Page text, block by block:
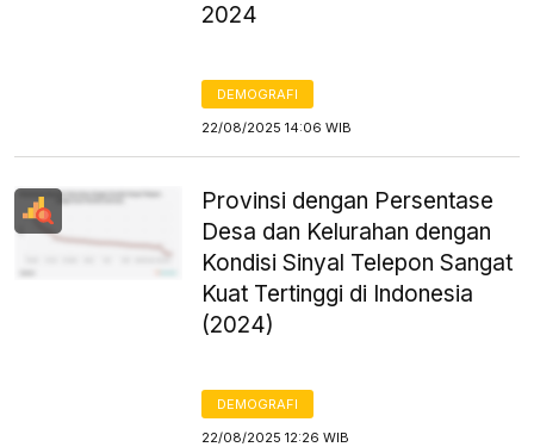
2024
DEMOGRAFI
22/08/2025 14:06 WIB
Provinsi dengan Persentase
Desa dan Kelurahan dengan
Kondisi Sinyal Telepon Sangat
Kuat Tertinggi di Indonesia
(2024)
DEMOGRAFI
22/08/2025 12:26 WIB